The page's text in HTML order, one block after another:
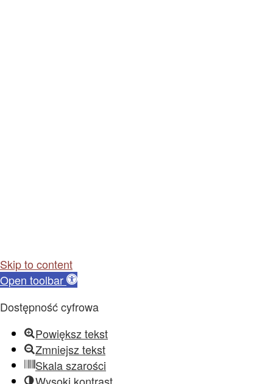
Skip to content
Open toolbar
Dostępność cyfrowa
Powiększ tekst
Zmniejsz tekst
Skala szarości